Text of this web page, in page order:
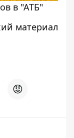
в "АТБ"
материал
😡